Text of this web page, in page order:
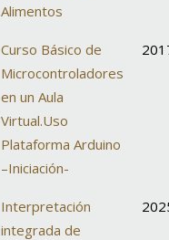
Alimentos
Curso Básico de
Microcontroladores
en un Aula
Virtual.Uso
Plataforma Arduino
–Iniciación-
Interpretación
integrada de